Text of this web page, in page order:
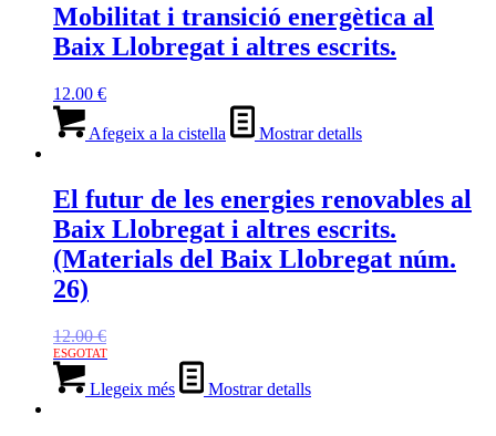
Mobilitat i transició energètica al
Baix Llobregat i altres escrits.
12.00 €
Afegeix a la cistella Mostrar detalls
El futur de les energies renovables al
Baix Llobregat i altres escrits.
(Materials del Baix Llobregat núm.
26)
12.00€
Llegeix més Mostrar detalls